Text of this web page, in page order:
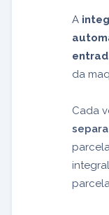
A
da
Cada